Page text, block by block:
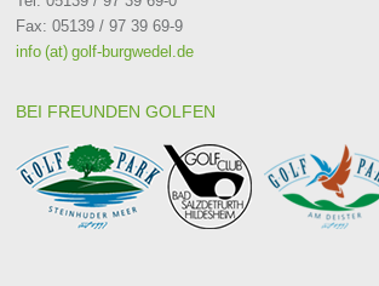
Fax: 05139 / 97 39 69-9
info (at) golf-burgwedel.de
BEI FREUNDEN GOLFEN